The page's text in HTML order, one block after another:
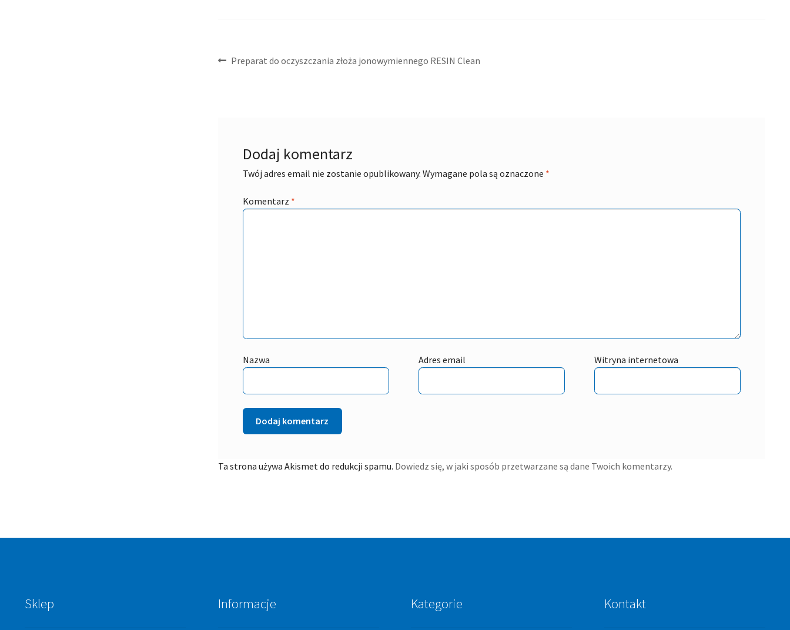
Nawigacja
Poprzedni
Preparat do oczyszczania złoża jonowymiennego RESIN Clean
Dodaj komentarz
Twój adres email nie zostanie opublikowany. Wymagane pola są oznaczone *
Komentarz *
Nazwa Adres email Witryna internetowa
Ta strona używa Akismet do redukcji spamu. Dowiedz się, w jaki sposób przetwarzane są dane Twoich komentarzy.
Sklep Informacje Kategorie Kontakt